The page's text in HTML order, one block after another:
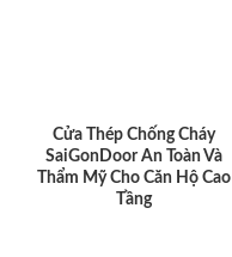
Cửa Thép Chống Cháy
SaiGonDoor An Toàn Và
Thẩm Mỹ Cho Căn Hộ Cao
Tầng